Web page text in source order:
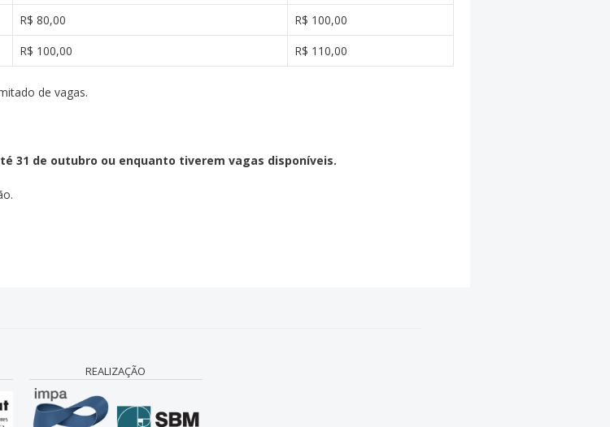
R$ 80,00
R$ 100,00
R$ 100,00 R$ 110,00
de vagas.
31 de outubro ou enquanto tiverem vagas disponíveis.
REALIZAÇÃO